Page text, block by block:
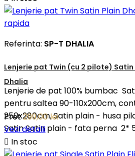
rapida
Referinta: SP-T DHALIA
Lenjerie pat Twin (cu 2 pilote) Satin
Dhalia
Lenjerie de pat 100% bumbac
pentru saltea 90-110x200cm,
250x280cm, Satin plain - husa
Satin Satin plain - fata perna 2*
Pret299,00 lei
Vezi detalii
 In stoc